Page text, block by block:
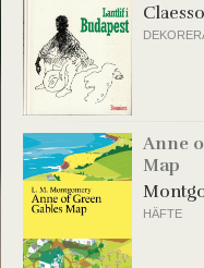
Anne
Map
HÄFTE